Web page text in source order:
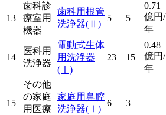
13
歯科診
療室用
機器
歯科用根管
洗浄器(Ⅱ)
5 5
0.71
億円/
年
14
医科用
洗浄器
電動式生体
用洗浄器
(Ⅰ)
23 15
0.48
億円/
年
15
その他
の家庭
用医療
家庭用鼻腔
洗浄器(Ⅰ)
6 3